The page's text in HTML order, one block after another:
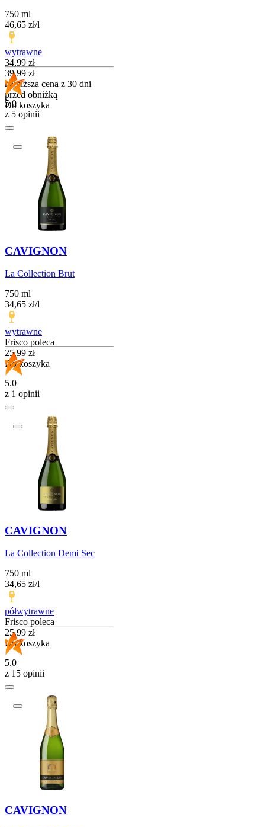
750 ml
46,65 zł/l
wytrawne
Cena promocyjna
34,99 zł
39,99 zł
najniższa cena z 30 dni
przed obniżką
Do koszyka
5.0
z 5 opinii
CAVIGNON
La Collection Brut
750 ml
34,65 zł/l
wytrawne
Frisco poleca
Cena
25,99 zł
Do koszyka
5.0
z 1 opinii
CAVIGNON
La Collection Demi Sec
750 ml
34,65 zł/l
półwytrawne
Frisco poleca
Cena
25,99 zł
Do koszyka
5.0
z 15 opinii
CAVIGNON